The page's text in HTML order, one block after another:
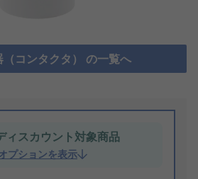
（コンタクタ） の一覧へ
ィスカウント対象商品
プションを表示